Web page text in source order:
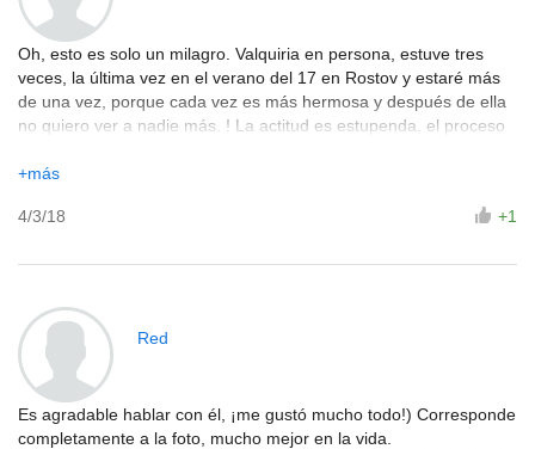
Oh, esto es solo un milagro. Valquiria en persona, estuve tres
veces, la última vez en el verano del 17 en Rostov y estaré más
de una vez, porque cada vez es más hermosa y después de ella
no quiero ver a nadie más. ! La actitud es estupenda, el proceso
+más
+1
4/3/18
Red
Es agradable hablar con él, ¡me gustó mucho todo!) Corresponde
completamente a la foto, mucho mejor en la vida.